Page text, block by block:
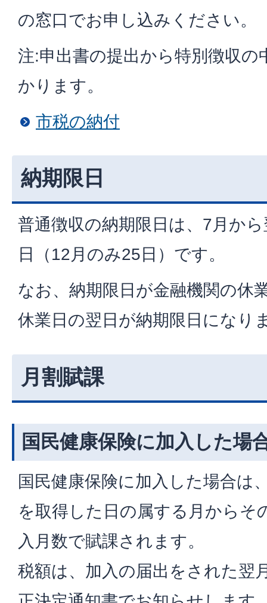
の窓口でお申し込みください。
注:申出書の提出から特別徴収の
かります。
市税の納付
納期限日
普通徴収の納期限日は、7月か
日（12月のみ25日）です。
なお、納期限日が金融機関の休
休業日の翌日が納期限日になり
月割賦課
国民健康保険に加入した場
国民健康保険に加入した場合は
を取得した日の属する月からそ
入月数で賦課されます。
税額は、加入の届出をされた翌